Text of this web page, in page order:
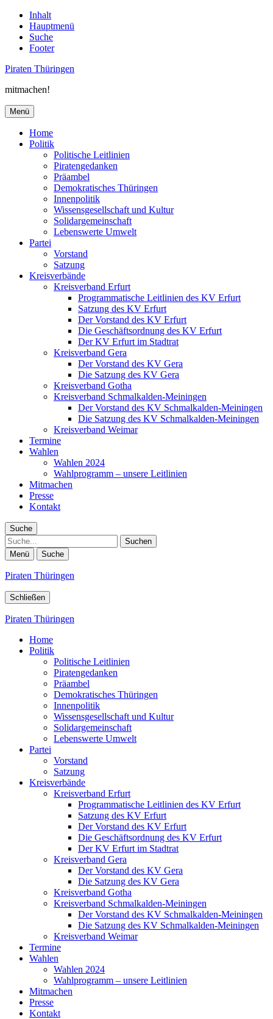
Inhalt
Hauptmenü
Suche
Footer
Piraten Thüringen
mitmachen!
Menü
Home
Politik
Politische Leitlinien
Piratengedanken
Präambel
Demokratisches Thüringen
Innenpolitik
Wissensgesellschaft und Kultur
Solidargemeinschaft
Lebenswerte Umwelt
Partei
Vorstand
Satzung
Kreisverbände
Kreisverband Erfurt
Programmatische Leitlinien des KV Erfurt
Satzung des KV Erfurt
Der Vorstand des KV Erfurt
Die Geschäftsordnung des KV Erfurt
Der KV Erfurt im Stadtrat
Kreisverband Gera
Der Vorstand des KV Gera
Die Satzung des KV Gera
Kreisverband Gotha
Kreisverband Schmalkalden-Meiningen
Der Vorstand des KV Schmalkalden-Meiningen
Die Satzung des KV Schmalkalden-Meiningen
Kreisverband Weimar
Termine
Wahlen
Wahlen 2024
Wahlprogramm – unsere Leitlinien
Mitmachen
Presse
Kontakt
Suche
Suche
Menü Suche
Piraten Thüringen
Schließen
Piraten Thüringen
Home
Politik
Politische Leitlinien
Piratengedanken
Präambel
Demokratisches Thüringen
Innenpolitik
Wissensgesellschaft und Kultur
Solidargemeinschaft
Lebenswerte Umwelt
Partei
Vorstand
Satzung
Kreisverbände
Kreisverband Erfurt
Programmatische Leitlinien des KV Erfurt
Satzung des KV Erfurt
Der Vorstand des KV Erfurt
Die Geschäftsordnung des KV Erfurt
Der KV Erfurt im Stadtrat
Kreisverband Gera
Der Vorstand des KV Gera
Die Satzung des KV Gera
Kreisverband Gotha
Kreisverband Schmalkalden-Meiningen
Der Vorstand des KV Schmalkalden-Meiningen
Die Satzung des KV Schmalkalden-Meiningen
Kreisverband Weimar
Termine
Wahlen
Wahlen 2024
Wahlprogramm – unsere Leitlinien
Mitmachen
Presse
Kontakt